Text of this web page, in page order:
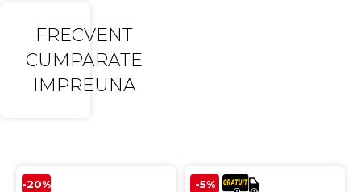
FRECVENT
CUMPARATE
IMPREUNA
-20% -5%